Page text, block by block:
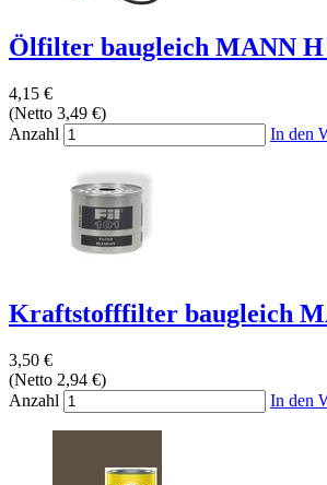
Ölfilter baugleich MANN H
4,15 €
(Netto 3,49 €)
Anzahl
In den
Kraftstofffilter baugleich
3,50 €
(Netto 2,94 €)
Anzahl
In den